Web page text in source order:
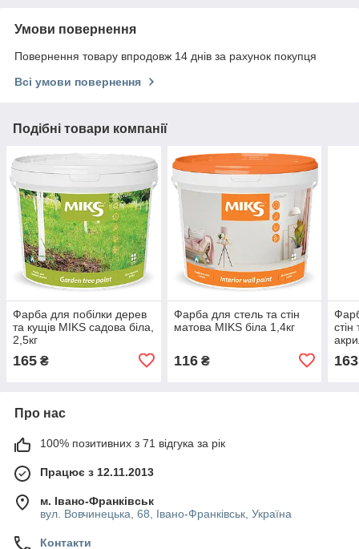
Умови повернення
Повернення товару впродовж 14 днів за рахунок покупця
Всі умови повернення
Подібні товари компанії
Фарба для побілки дерев
та кущів MIKS садова біла,
2,5кг
165 ₴
Фарба для стель та стін
матова MIKS біла 1,4кг
116₴ 163
Про нас
100% позитивних з 71 відгука за рік
Працює з 12.11.2013
м. Івано-Франківськ
вул. Вовчинецька, 68, Івано-Франківськ, Україна
Контакти